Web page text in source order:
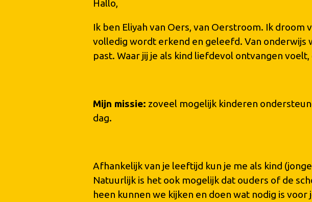
Hallo,
Ik ben Eliyah van Oers, van Oerstroom. Ik droom
volledig wordt erkend en geleefd. Van onderwijs
past. Waar jij je als kind liefdevol ontvangen
Mijn missie: zoveel mogelijk kinderen
dag.
Afhankelijk van je leeftijd kun je me als kind
Natuurlijk is het ook mogelijk dat ouders of de
heen kunnen we kijken en doen wat nodig is